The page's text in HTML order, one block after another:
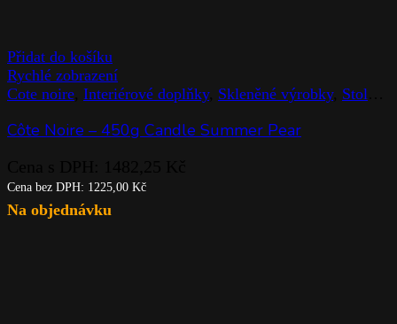
Přidat do košíku
Rychlé zobrazení
Cote noire Interiérové doplňky, Skleněné výrobky, Stolováni
Côte Noire – 450g Candle Summer Pear
Cena bez DPH: 1225,00 Kč
Na objednávku